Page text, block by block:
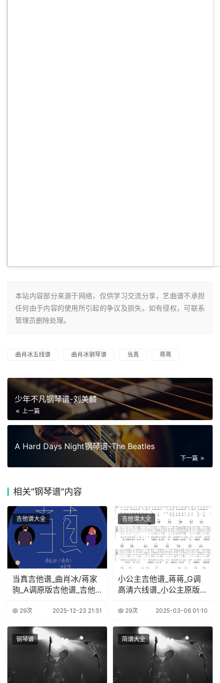
本站内容部分来源于网络，仅供学习交流分享，艺曲谱不承担
任何由于内容的使用所引起的争议及损失。如有侵权，可联系
管理员删除处理。
曲肖冰五线谱 曲肖冰钢琴谱 当真 蒋蒋
少年不凡钢琴谱-刘美麟
上一篇
A Hard Days Night钢琴谱-The Beatles
下一篇
相关“钢琴谱”内容
吉他谱大全
当真吉他谱_曲肖冰/蒋家
驹_A调原版吉他谱_吉他
29次 2025-12-23 21:51
吉他谱大全
小公主吉他谱_蒋蒋_G调
高清六线谱_小公主原版弹
29次 2025-03-06 01:10
钢琴谱 简谱大全